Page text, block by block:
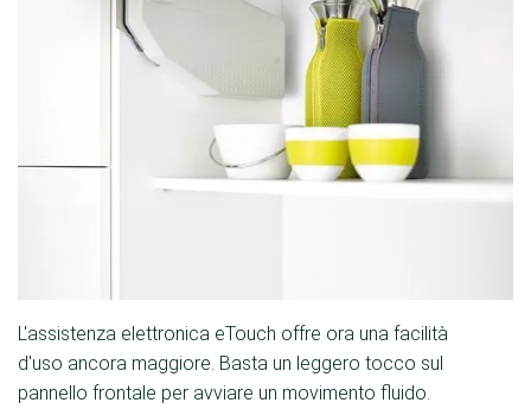
L'assistenza elettronica eTouch offre ora una facilità
d'uso ancora maggiore. Basta un leggero tocco sul
pannello frontale per avviare un movimento fluido.